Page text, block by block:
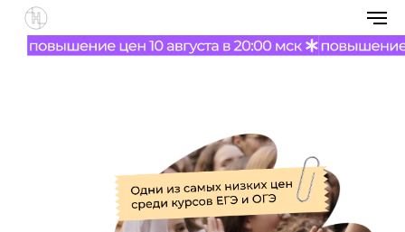
физмат и 10 классы — 15
сентября
10 августа в 20:00 мск
ПОВЫШАЕМ ЦЕНЫ